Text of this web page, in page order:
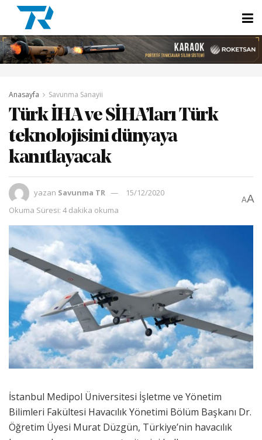
Anasayfa Savunma Sanayii
Türk İHA ve SİHA’ları Türk
teknolojisini dünyaya
kanıtlayacak
yazan Savunma TR
15/12/2020
Okuma Süresi: 4 dakika okuma
AA
İstanbul Medipol Üniversitesi İşletme ve Yönetim
Bilimleri Fakültesi Havacılık Yönetimi Bölüm Başkanı Dr.
Öğretim Üyesi Murat Düzgün, Türkiye’nin havacılık